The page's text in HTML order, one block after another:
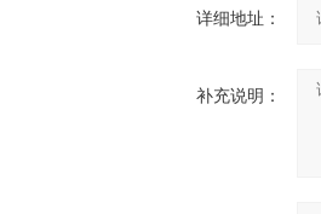
详细地址：
补充说明：